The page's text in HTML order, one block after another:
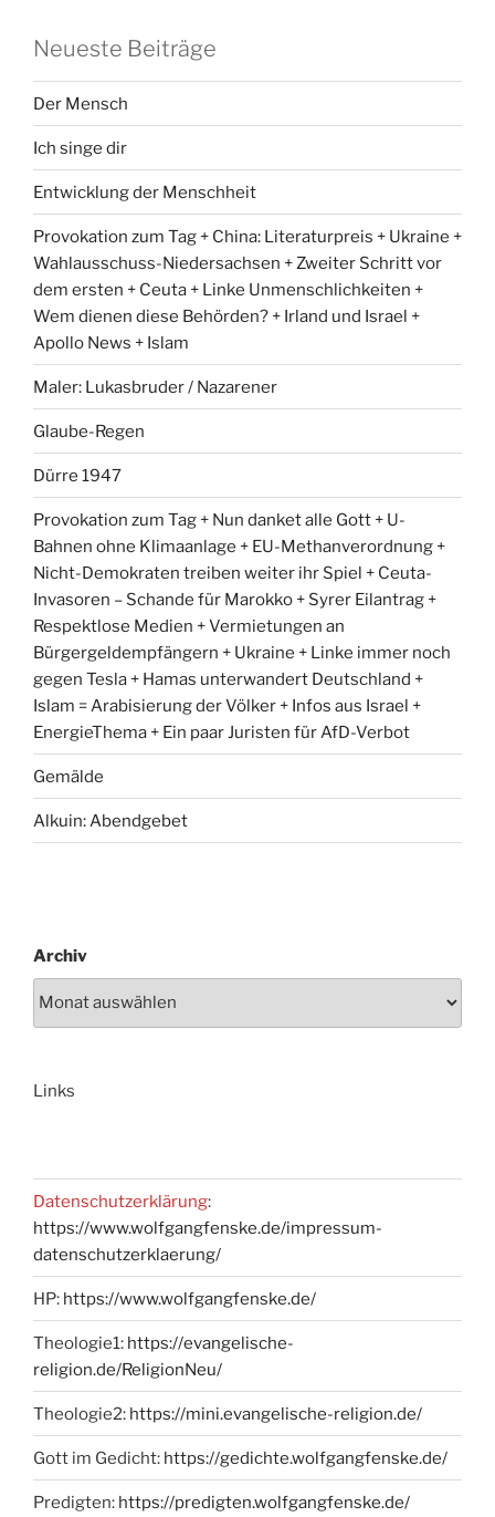
Neueste Beiträge
Der Mensch
Ich singe dir
Entwicklung der Menschheit
Provokation zum Tag + China: Literaturpreis + Ukraine +
Wahlausschuss-Niedersachsen + Zweiter Schritt vor
dem ersten + Ceuta + Linke Unmenschlichkeiten +
Wem dienen diese Behörden? + Irland und Israel +
Apollo News + Islam
Maler: Lukasbruder / Nazarener
Glaube-Regen
Dürre 1947
Provokation zum Tag + Nun danket alle Gott + U-
Bahnen ohne Klimaanlage + EU-Methanverordnung +
Nicht-Demokraten treiben weiter ihr Spiel + Ceuta-
Invasoren – Schande für Marokko + Syrer Eilantrag +
Respektlose Medien + Vermietungen an
Bürgergeldempfängern + Ukraine + Linke immer noch
gegen Tesla + Hamas unterwandert Deutschland +
Islam = Arabisierung der Völker + Infos aus Israel +
EnergieThema + Ein paar Juristen für AfD-Verbot
Gemälde
Alkuin: Abendgebet
Archiv
Links
Datenschutzerklärung:
https://www.wolfgangfenske.de/impressum-
datenschutzerklaerung/
HP: https://www.wolfgangfenske.de/
Theologie1: https://evangelische-
religion.de/ReligionNeu/
Theologie2: https://mini.evangelische-religion.de/
Gott im Gedicht: https://gedichte.wolfgangfenske.de/
Predigten: https://predigten.wolfgangfenske.de/